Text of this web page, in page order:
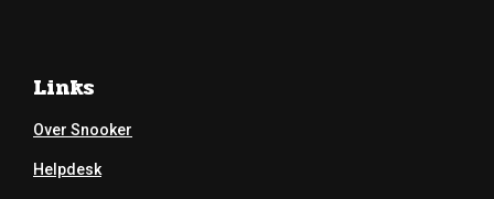
Links
Over Snooker
Helpdesk